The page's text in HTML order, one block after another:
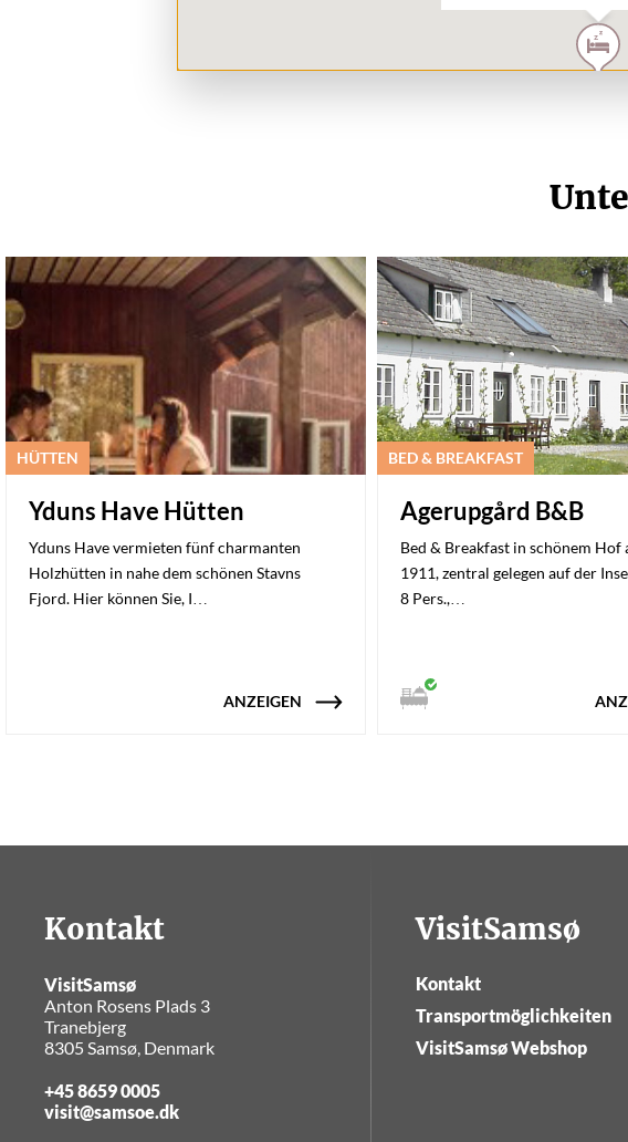
HÜTTEN
Yduns Have Hütten
Yduns Have vermieten fünf charmanten
Holzhütten in nahe dem schönen Stavns
Fjord. Hier können Sie, I…
ANZEIGEN
BED & BREAKFAST
Agerupgård B&B
Bed & Breakfast in schönem Hof
1911, zentral gelegen auf der
8 Pers.,…
Kontakt
VisitSamsø
Anton Rosens Plads 3
Tranebjerg
8305 Samsø, Denmark
+45 8659 0005
visit@samsoe.dk
VisitSamsø
Kontakt
Transportmöglichkeiten
VisitSamsø Webshop